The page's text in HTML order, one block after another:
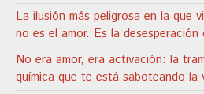
La ilusión más peligrosa en la que
no es el amor. Es la desesperación
No era amor, era activación: la
química que te está saboteando la